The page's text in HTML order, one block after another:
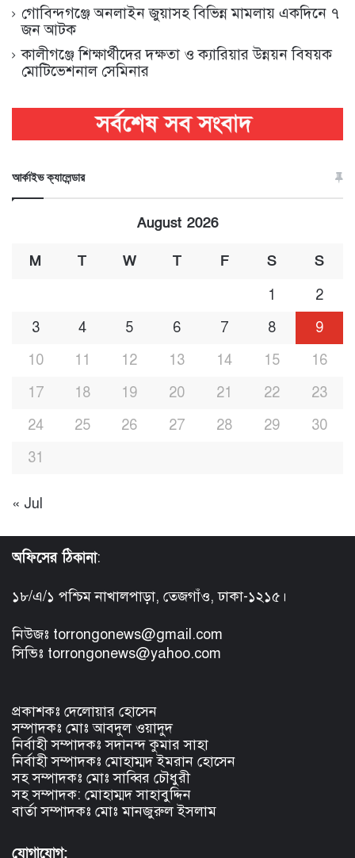
গোবিন্দগঞ্জে অনলাইন জুয়াসহ বিভিন্ন মামলায় একদিনে ৭
জন আটক
কালীগঞ্জে শিক্ষার্থীদের দক্ষতা ও ক্যারিয়ার উন্নয়ন বিষয়ক
মোটিভেশনাল সেমিনার
আর্কাইভ ক্যালেন্ডার
August 2026
M T W T F S S
1
2
3
4 5 6 7 8
9
10
11 12 13 14 15
16
17
18 19 20 21 22
23
24
25 26 27 28 29
30
31
« Jul
অফিসের ঠিকানা:
১৮/এ/১ পশ্চিম নাখালপাড়া, তেজগাঁও, ঢাকা-১২১৫।
নিউজঃ torrongonews@gmail.com
সিভিঃ torrongonews@yahoo.com
প্রকাশকঃ দেলোয়ার হোসেন
সম্পাদকঃ মোঃ আবদুল ওয়াদুদ
নির্বাহী সম্পাদকঃ সদানন্দ কুমার সাহা
নির্বাহী সম্পাদকঃ মোহাম্মদ ইমরান হোসেন
সহ সম্পাদকঃ মোঃ সাব্বির চৌধুরী
সহ সম্পাদক: মোহাম্মদ সাহাবুদ্দিন
বার্তা সম্পাদকঃ মোঃ মানজুরুল ইসলাম
যোগাযোগ: